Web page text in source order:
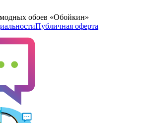
обоев «Обойкин»
Публичная оферта